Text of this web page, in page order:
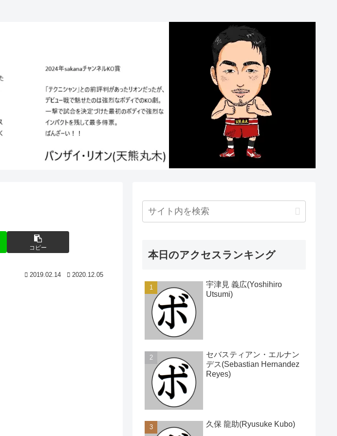
コピー
2019.02.14 2020.12.05
本日のアクセスランキング
宇津見 義広(Yoshihiro
Utsumi)
セバスティアン・エルナン
デス(Sebastian Hernandez
Reyes)
久保 龍助(Ryusuke Kubo)